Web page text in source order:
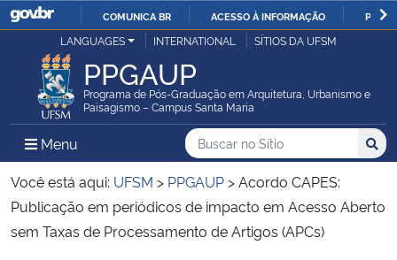
IR
O
CONTEÚDO
COMUNICA BR ACESSO À INFORMAÇÃO
Ministério da Justiça e Segurança Pública
Ministério da Defesa
Ministério das Relações Exteriores
Ministério da Economia
LANGUAGES INTERNATIONAL SÍTIOS DA UFSM
PPGAUP
Programa de Pós-Graduação em Arquitetura, Urbanismo e
Paisagismo – Campus Santa Maria
Menu Menu Principal do Sítio
Busca
Buscar no no Sítio
Busca:
Você está aqui: UFSM > PPGAUP >Acordo CAPES:
Publicação em periódicos de impacto em Acesso Aberto
sem Taxas de Processamento de Artigos (APCs)